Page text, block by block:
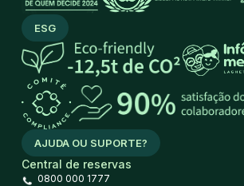
AJUDA OU SUPORTE?
Central de reservas
0800 000 1777
ESG